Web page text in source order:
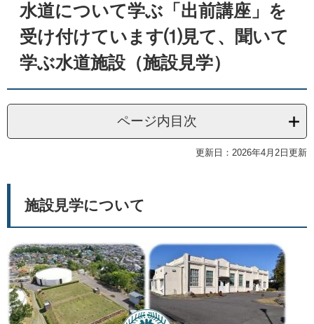
水道について学ぶ「出前講座」を
受け付けています⑴見て、聞いて
学ぶ水道施設（施設見学）
ページ内目次
更新日：2026年4月2日更新
施設見学について